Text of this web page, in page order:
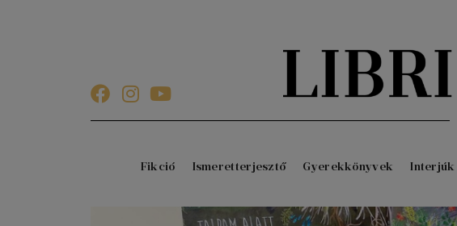
Fikció Ismeretterjesztő Gyerekkönyvek Interjúk